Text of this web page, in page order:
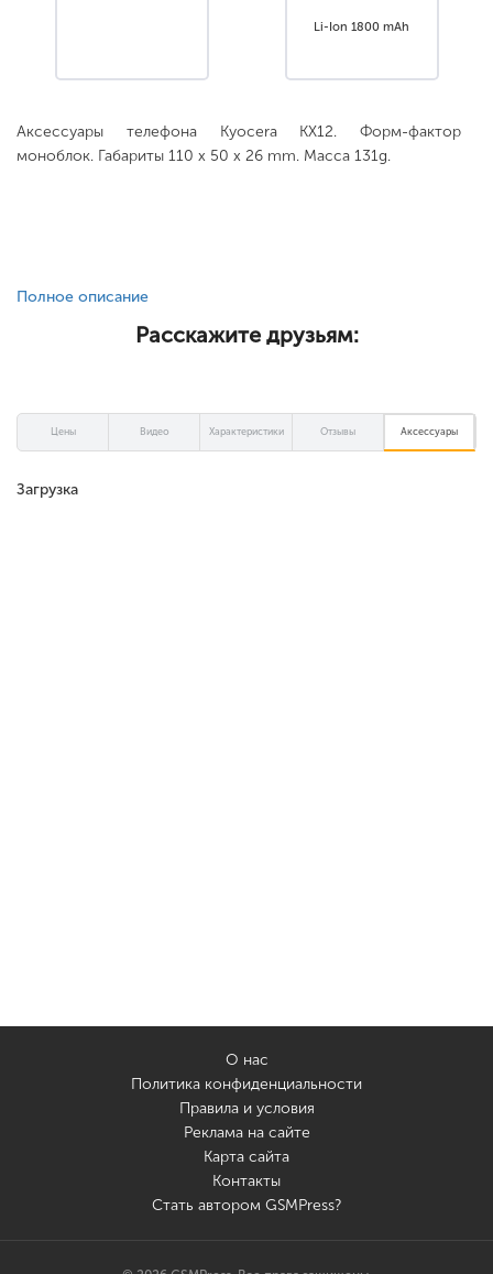
Li-Ion 1800 mAh
Аксессуары телефона Kyocera KX12. Форм-фактор
моноблок. Габариты 110 x 50 x 26 mm. Масса 131g.
Полное описание
Расскажите друзьям:
Цены Видео Характеристики Отзывы Аксессуары
Загрузка
О нас
Политика конфиденциальности
Правила и условия
Реклама на сайте
Карта сайта
Контакты
Стать автором GSMPress?